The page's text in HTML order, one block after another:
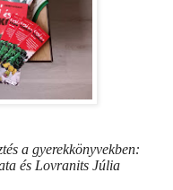
a gyerekkönyvekben:
és Lovranits Júlia